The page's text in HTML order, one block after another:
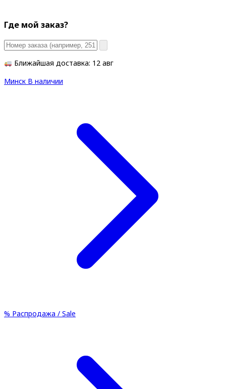
Где мой заказ?
Ближайшая доставка: 12 авг
Минск В наличии
% Распродажа / Sale